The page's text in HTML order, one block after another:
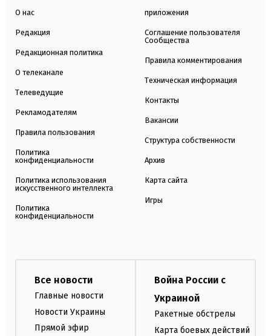
О нас
Редакция
Редакционная политика
О телеканале
Телеведущие
Рекламодателям
Правила пользования
Политика
конфиденциальности
Политика использования
искусственного интеллекта
Политика
конфиденциальности
приложения
Соглашение пользователя
Сообщества
Правила комментирования
Техническая информация
Контакты
Вакансии
Структура собственности
Архив
Карта сайта
Игры
Все новости
Главные новости
Новости Украины
Прямой эфир
Война России с
Украиной
Ракетные обстрелы
Карта боевых действий